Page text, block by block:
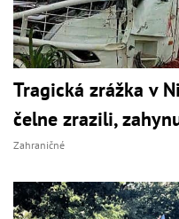
Tragická zrážka v
čelne zrazili,
Zahraničné